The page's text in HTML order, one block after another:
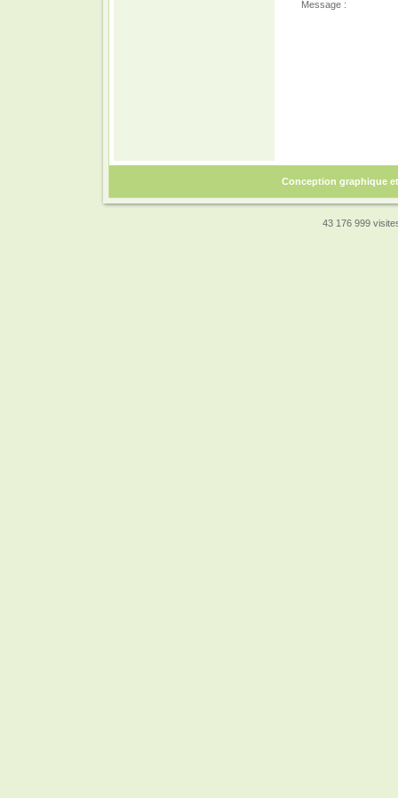
Message :
Conception graphique
43 176 999